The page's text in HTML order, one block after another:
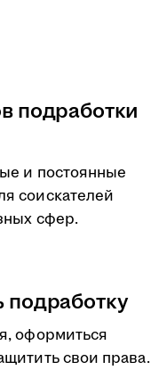
подработки
и постоянные
соискателей
сфер.
подработку
оформиться
свои права.